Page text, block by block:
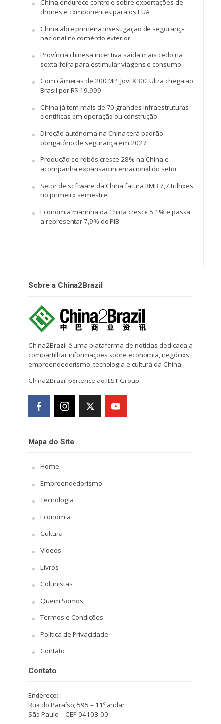
China endurece controle sobre exportações de
drones e componentes para os EUA
China abre primeira investigação de segurança
nacional no comércio exterior
Província chinesa incentiva saída mais cedo na
sexta-feira para estimular viagens e consumo
Com câmeras de 200 MP, Jovi X300 Ultra chega ao
Brasil por R$ 19.999
China já tem mais de 70 grandes infraestruturas
científicas em operação ou construção
Direção autônoma na China terá padrão
obrigatório de segurança em 2027
Produção de robôs cresce 28% na China e
acompanha expansão internacional do setor
Setor de software da China fatura RMB 7,7 trilhões
no primeiro semestre
Economia marinha da China cresce 5,1% e passa
a representar 7,9% do PIB
Sobre a China2Brazil
China2Brazil é uma plataforma de notícias dedicada a
compartilhar informações sobre economia, negócios,
empreendedorismo, tecnologia e cultura da China.
China2Brazil pertence ao IEST Group.
Mapa do Site
Home
Empreendedorismo
Tecnologia
Economia
Cultura
Vídeos
Livros
Colunistas
Quem Somos
Termos e Condições
Política de Privacidade
Contato
Contato
Endereço:
Rua do Paraíso, 595 – 11º andar
São Paulo – CEP 04103-001